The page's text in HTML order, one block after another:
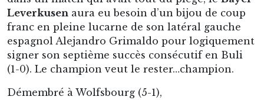
Leverkusen aura eu besoin d’un bijou de coup
franc en pleine lucarne de son latéral gauche
espagnol Alejandro Grimaldo pour logiquement
signer son septième succès consécutif en Buli
(1-0). Le champion veut le rester…champion.
Démembré à Wolfsbourg (5-1),